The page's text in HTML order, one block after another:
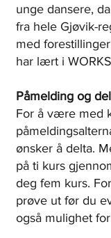
unge dansere,
fra hele Gjøvik-
med
har lært i
Påmelding og
For å være med
ønsker å delta.
på ti kurs
deg fem kurs.
prøve ut før du
også mulighet